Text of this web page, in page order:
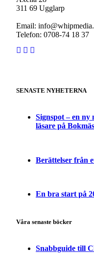
311 69 Ugglarp
Email:
Telefon: 0708-74 18 37
SENASTE NYHETERNA
Signspot – en ny
läsare på
Berättelser från
En bra start på
Våra senaste böcker
Snabbguide till